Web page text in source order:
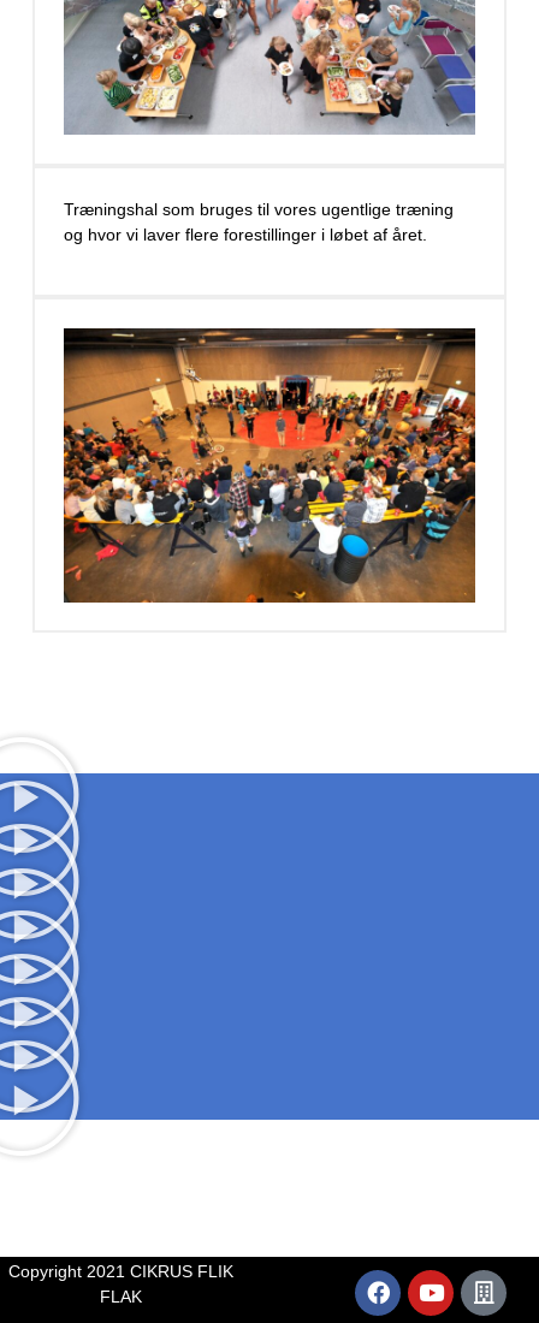
Træningshal som bruges til vores ugentlige træning
og hvor vi laver flere forestillinger i løbet af året.
Copyright 2021 CIKRUS FLIK
FLAK